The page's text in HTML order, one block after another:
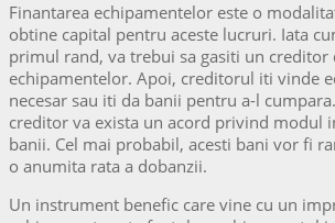
Finantarea echipamentelor este o
obtine capital pentru aceste lucruri. Iata
primul rand, va trebui sa gasiti un creditor
echipamentelor. Apoi, creditorul iti vinde
necesar sau iti da banii pentru a-l
creditor va exista un acord privind modul
banii. Cel mai probabil, acesti bani vor fi
o anumita rata a dobanzii.
Un instrument benefic care vine cu un